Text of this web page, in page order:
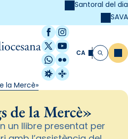
Santoral del dia
SAVA
Facebook
Instagram
X / Twitter
YouTube
WhatsApp
Flickr
Radio Estel
Catalunya
CA Cerca
la Mercè»
de la Mercè»
un llibre presentat per